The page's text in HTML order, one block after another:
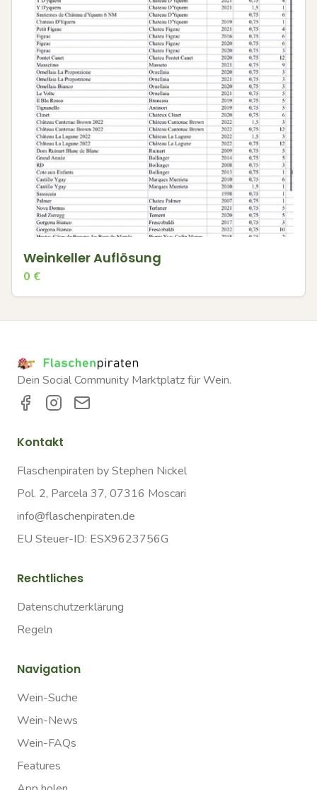
Weinkeller Auflösung
0 €
Dein Social Community Marktplatz für Wein.
Kontakt
Flaschenpiraten by Stephen Nickel
Pol. 2, Parcela 37, 07316 Moscari
info@flaschenpiraten.de
EU Steuer-ID: ESX9623756G
Rechtliches
Datenschutzerklärung
Regeln
Navigation
Wein-Suche
Wein-News
Wein-FAQs
Features